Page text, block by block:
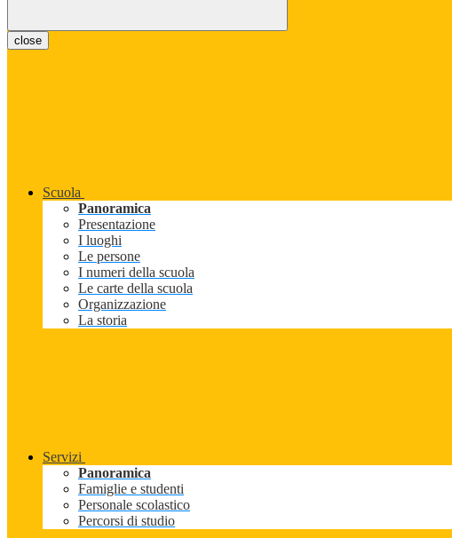
close
Scuola
Panoramica
Presentazione
I luoghi
Le persone
I numeri della scuola
Le carte della scuola
Organizzazione
La storia
Servizi
Panoramica
Famiglie e studenti
Personale scolastico
Percorsi di studio